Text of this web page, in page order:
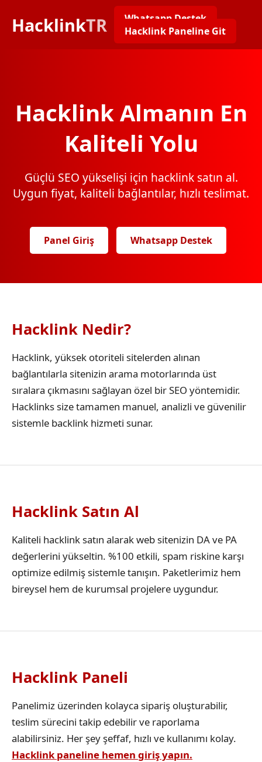
HacklinkTR
Whatsapp Destek
Hacklink Paneline Git
Hacklink Almanın En
Kaliteli Yolu
Güçlü SEO yükselişi için hacklink satın al.
Uygun fiyat, kaliteli bağlantılar, hızlı teslimat.
Panel Giriş Whatsapp Destek
Hacklink Nedir?
Hacklink, yüksek otoriteli sitelerden alınan
bağlantılarla sitenizin arama motorlarında üst
sıralara çıkmasını sağlayan özel bir SEO yöntemidir.
Hacklinks size tamamen manuel, analizli ve güvenilir
sistemle backlink hizmeti sunar.
Hacklink Satın Al
Kaliteli hacklink satın alarak web sitenizin DA ve PA
değerlerini yükseltin. %100 etkili, spam riskine karşı
optimize edilmiş sistemle tanışın. Paketlerimiz hem
bireysel hem de kurumsal projelere uygundur.
Hacklink Paneli
Panelimiz üzerinden kolayca sipariş oluşturabilir,
teslim sürecini takip edebilir ve raporlama
alabilirsiniz. Her şey şeffaf, hızlı ve kullanımı kolay.
Hacklink paneline hemen giriş yapın.